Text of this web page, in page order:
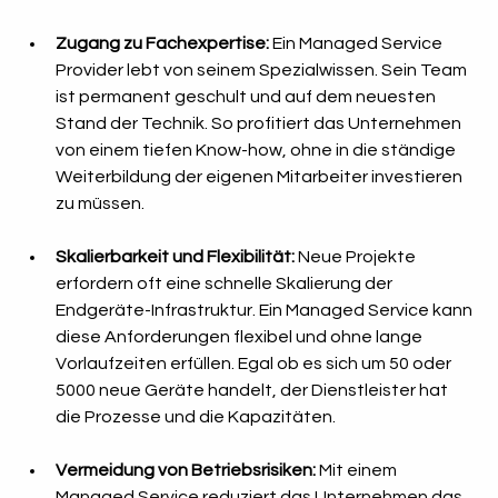
Zugang zu Fachexpertise: Ein Managed Service
Provider lebt von seinem Spezialwissen. Sein Team
ist permanent geschult und auf dem neuesten
Stand der Technik. So profitiert das Unternehmen
von einem tiefen Know-how, ohne in die ständige
Weiterbildung der eigenen Mitarbeiter investieren
zu müssen.
Skalierbarkeit und Flexibilität: Neue Projekte
erfordern oft eine schnelle Skalierung der
Endgeräte-Infrastruktur. Ein Managed Service kann
diese Anforderungen flexibel und ohne lange
Vorlaufzeiten erfüllen. Egal ob es sich um 50 oder
5000 neue Geräte handelt, der Dienstleister hat
die Prozesse und die Kapazitäten.
Vermeidung von Betriebsrisiken: Mit einem